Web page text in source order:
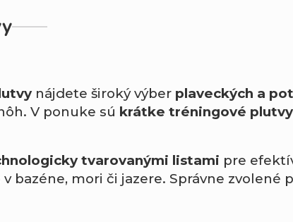
nájdete široký výber plaveckých a
V ponuke sú krátke tréningové plutvy
tvarovanými listami pre
mori či jazere. Správne zvolené